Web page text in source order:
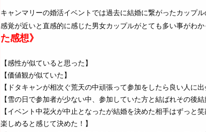
キャンマリーの婚活イベントでは過去に結婚に繋がったカップ
感覚が近いと直感的に感じた男女カップルがとても多い事がわ
た感想》
【感性が似ていると思った】
【価値観が似ていた】
【ドタキャンが相次ぐ荒天の中頑張って参加をしたら良い人に
【雪の日で参加者が少ない中、参加していた方と結ばれその後
【イベント中花火が中止となったが結婚を決めた相手はずっと
楽しめると感じて決めた！】